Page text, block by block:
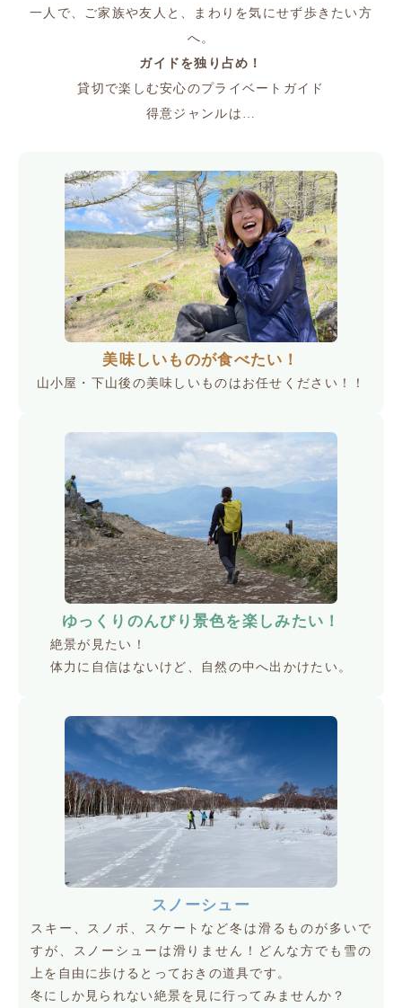
一人で、ご家族や友人と、まわりを気にせず歩きたい方
へ。
ガイドを独り占め！
貸切で楽しむ安心のプライベートガイド
得意ジャンルは…
美味しいものが食べたい！
山小屋・下山後の美味しいものはお任せください！！
ゆっくりのんびり景色を楽しみたい！
絶景が見たい！
体力に自信はないけど、自然の中へ出かけたい。
スノーシュー
スキー、スノボ、スケートなど冬は滑るものが多いで
すが、スノーシューは滑りません！どんな方でも雪の
上を自由に歩けるとっておきの道具です。
冬にしか見られない絶景を見に行ってみませんか？